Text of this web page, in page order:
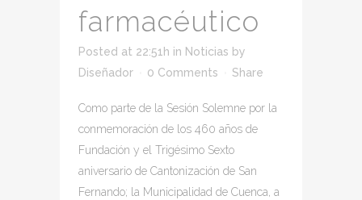
farmacéutico
Posted at 22:51h in Noticias by
Diseñador
0 Comments Share
Como parte de la Sesión Solemne por la
conmemoración de los 460 años de
Fundación y el Trigésimo Sexto
aniversario de Cantonización de San
Fernando; la Municipalidad de Cuenca, a